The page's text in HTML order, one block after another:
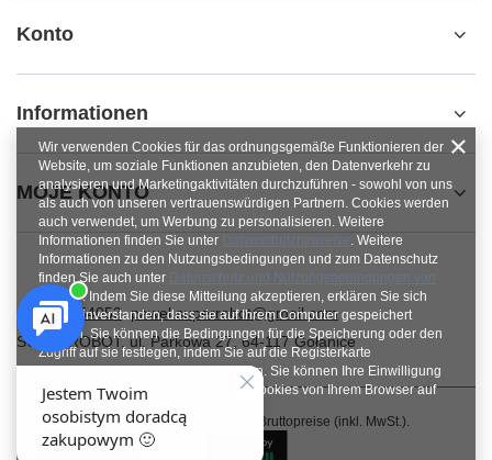
Konto
Informationen
MOJE KONTO
+48784454053 pawel.superrobot@gmail.com
SUPERROBOT,ul. Parkowa 27,64-117Gołanice
Im Shop präsentieren wir die Bruttopreise (inkl. MwSt.).
Wir verwenden Cookies für das ordnungsgemäße Funktionieren der
Website, um soziale Funktionen anzubieten, den Datenverkehr zu
analysieren und Marketingaktivitäten durchzuführen - sowohl von uns
als auch von unseren vertrauenswürdigen Partnern. Cookies werden
auch verwendet, um Werbung zu personalisieren. Weitere
Informationen finden Sie unter Datenschutzhinweise. Weitere
Informationen zu den Nutzungsbedingungen und zum Datenschutz
finden Sie auch unter Datenschutz und Nutzungsbedingungen von
Google. Indem Sie diese Mitteilung akzeptieren, erklären Sie sich
damit einverstanden, dass sie auf Ihrem Computer gespeichert
werden. Sie können die Bedingungen für die Speicherung oder den
Zugriff auf sie festlegen, indem Sie auf die Registerkarte
„Zustimmungen konfigurieren“ klicken. Sie können Ihre Einwilligung
jederzeit widerrufen, indem Sie die Cookies von Ihrem Browser auf
dem jeweiligen Endgerät löschen.
Schließen